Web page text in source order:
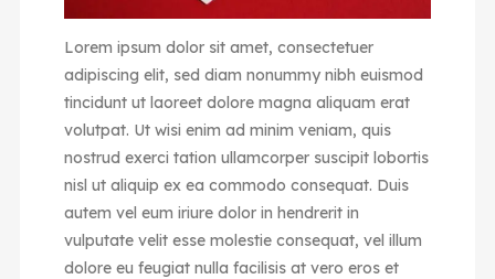
Lorem ipsum dolor sit amet, consectetuer
adipiscing elit, sed diam nonummy nibh euismod
tincidunt ut laoreet dolore magna aliquam erat
volutpat. Ut wisi enim ad minim veniam, quis
nostrud exerci tation ullamcorper suscipit lobortis
nisl ut aliquip ex ea commodo consequat. Duis
autem vel eum iriure dolor in hendrerit in
vulputate velit esse molestie consequat, vel illum
dolore eu feugiat nulla facilisis at vero eros et